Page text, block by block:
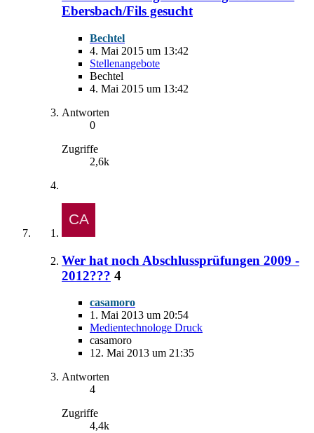
Ebersbach/Fils gesucht
Bechtel
4. Mai 2015 um 13:42
Stellenangebote
Bechtel
4. Mai 2015 um 13:42
Antworten
0
Zugriffe
2,6k
Wer hat noch Abschlussprüfungen 2009 -
2012??? 4
casamoro
1. Mai 2013 um 20:54
Medientechnologe Druck
casamoro
12. Mai 2013 um 21:35
Antworten
4
Zugriffe
4,4k